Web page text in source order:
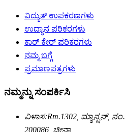
ವಿದ್ಯುತ್ ಉಪಕರಣಗಳು
ಉದ್ಯಾನ ಪರಿಕರಗಳು
ಕಾರ್ ಕೇರ್ ಪರಿಕರಗಳು
ನಮ್ಮ ಬಗ್ಗೆ
ಪ್ರಮಾಣಪತ್ರಗಳು
ನಮ್ಮನ್ನು ಸಂಪರ್ಕಿಸಿ
ವಿಳಾಸ:Rm.1302, ಮ್ಯಾನ್ಷನ್,
200086, ಚೀನಾ